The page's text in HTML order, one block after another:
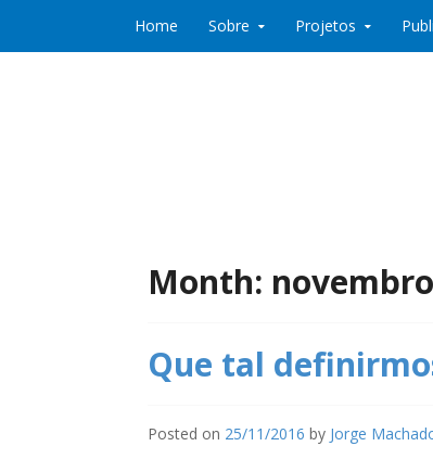
Home Sobre Projetos
Month:
Que tal
Posted on 25/11/2016 by Jorge